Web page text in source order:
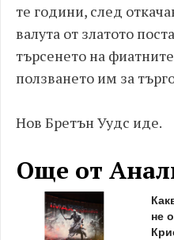
те години, след
валута от златото
търсенето на
ползването им за
Нов Бретън Уудс иде.
Още от
не